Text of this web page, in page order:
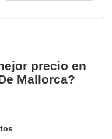
precio en
Mallorca?